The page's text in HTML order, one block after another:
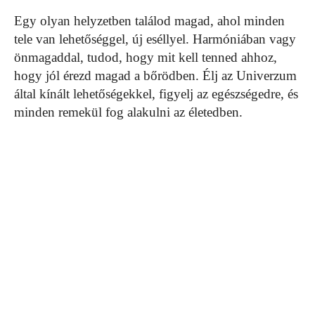
Egy olyan helyzetben találod magad, ahol minden
tele van lehetőséggel, új eséllyel. Harmóniában vagy
önmagaddal, tudod, hogy mit kell tenned ahhoz,
hogy jól érezd magad a bőrödben. Élj az Univerzum
által kínált lehetőségekkel, figyelj az egészségedre, és
minden remekül fog alakulni az életedben.